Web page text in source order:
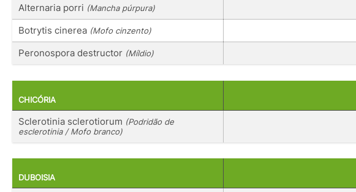
Alternaria porri (Mancha púrpura)
Botrytis cinerea (Mofo cinzento)
Peronospora destructor (Míldio)
CHICÓRIA
Sclerotinia sclerotiorum (Podridão de
esclerotinia / Mofo branco)
DUBOISIA